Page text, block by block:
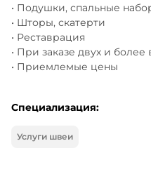
• Подушки, спальные
• Шторы, скатерти
• Реставрация
• При заказе двух и
• Приемлемые цены
Специализация:
Услуги швеи